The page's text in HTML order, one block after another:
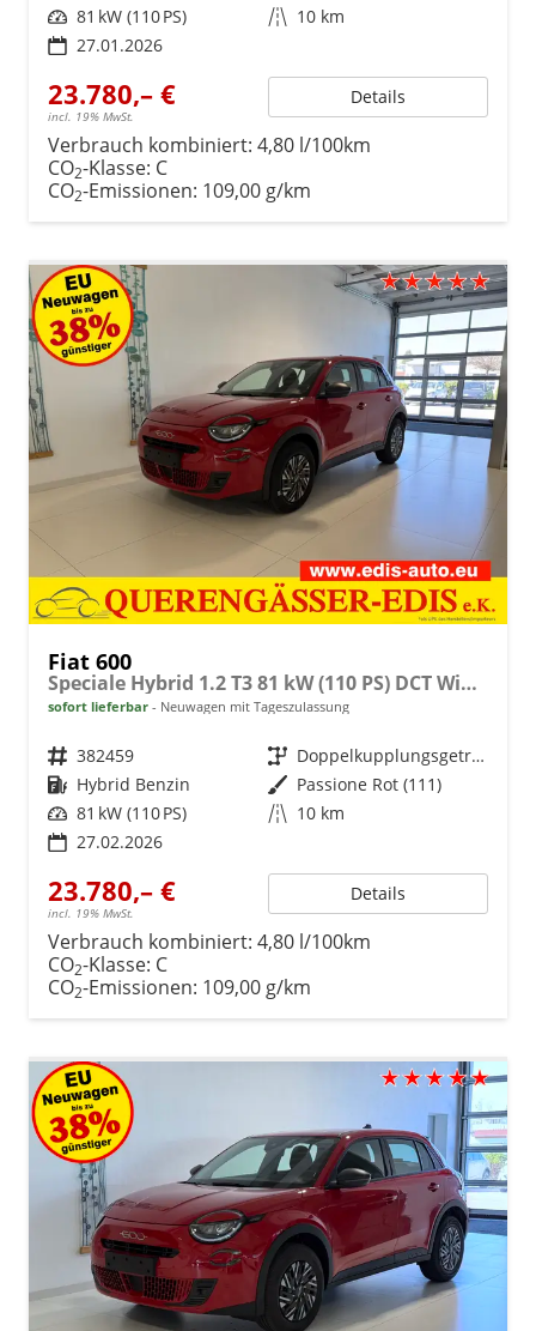
Leistung 81 kW (110 PS) Kilometerstand 10 km
27.01.2026
23.780,– €
incl. 19% MwSt.
Details
Verbrauch kombiniert: 4,80 l/100km
CO2-Klasse: C
CO2-Emissionen: 109,00 g/km
Fiat 600
Speciale Hybrid 1.2 T3 81 kW (110 PS) DCT Winter-Paket, Klimaanlage, Radio, DAB, Android Auto, Apple CarPlay, Freisprecheinrichtung, Bluetooth, Regensensor, Einparkhilfe hinten, LED-Scheinwerfer, uvm.
sofort lieferbar Neuwagen mit Tageszulassung
Fahrzeugnr. 382459 Getriebe
Doppelkupplungsgetriebe (DSG)
Kraftstoff Hybrid Benzin Außenfarbe Passione Rot (111)
Leistung 81 kW (110 PS) Kilometerstand 10 km
27.02.2026
23.780,– €
incl. 19% MwSt.
Details
Verbrauch kombiniert: 4,80 l/100km
CO2-Klasse: C
CO2-Emissionen: 109,00 g/km